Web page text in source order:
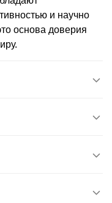
и научно
основа доверия